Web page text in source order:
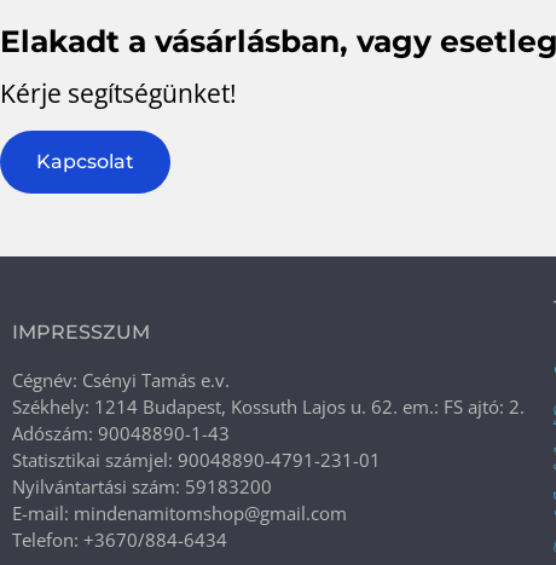
Elakadt a vásárlásban, vagy
Kérje segítségünket!
Kapcsolat
IMPRESSZUM
Cégnév: Csényi Tamás e.v.
Székhely: 1214 Budapest, Kossuth Lajos u. 62. em.: FS ajtó: 2.
Adószám: 90048890-1-43
Statisztikai számjel: 90048890-4791-231-01
Nyilvántartási szám: 59183200
E-mail: mindenamitomshop@gmail.com
Telefon: +3670/884-6434